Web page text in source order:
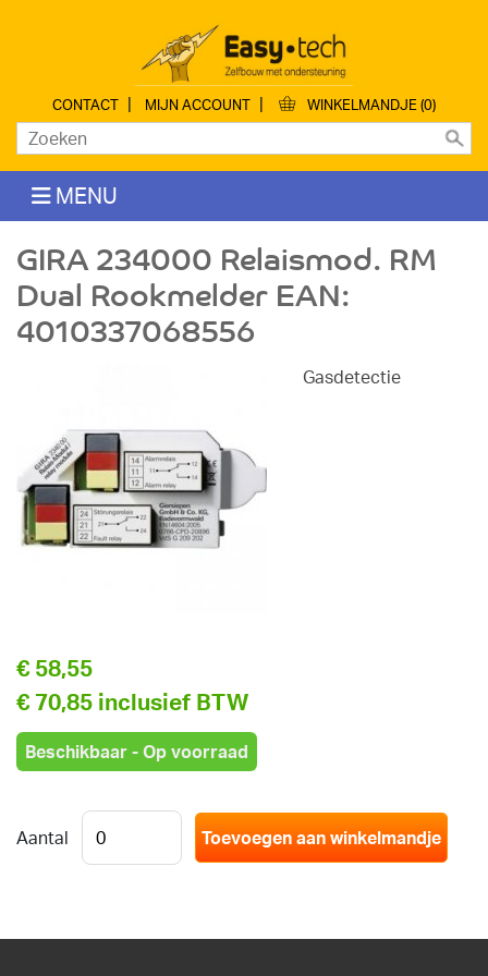
CONTACT | MIJN ACCOUNT | WINKELMANDJE (0)
MENU
GIRA 234000 Relaismod. RM
Dual Rookmelder EAN:
4010337068556
Gasdetectie
€ 58,55
€ 70,85 inclusief BTW
Beschikbaar - Op voorraad
Aantal